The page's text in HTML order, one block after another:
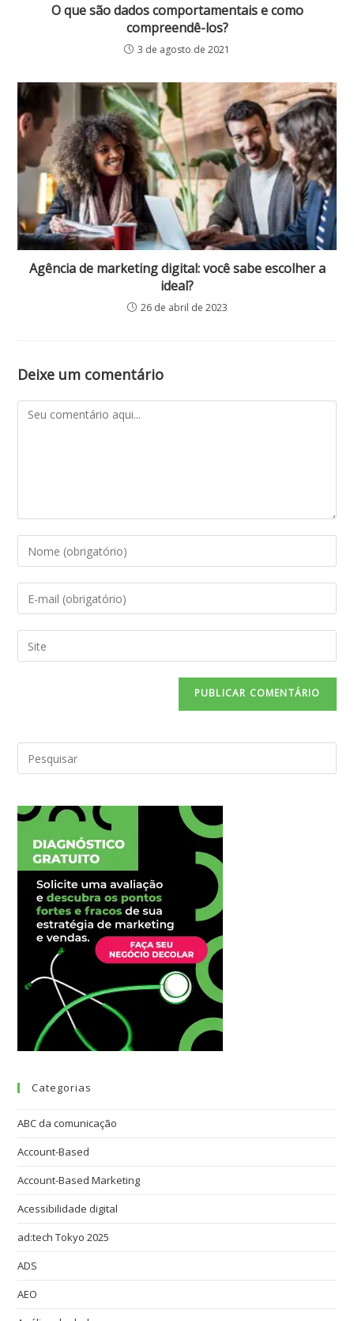
O que são dados comportamentais e como
compreendê-los?
3 de agosto de 2021
Agência de marketing digital: você sabe escolher a
ideal?
26 de abril de 2023
Deixe um comentário
Categorias
ABC da comunicação
Account-Based
Account-Based Marketing
Acessibilidade digital
ad:tech Tokyo 2025
ADS
AEO